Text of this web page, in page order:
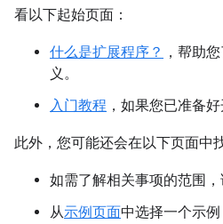
看以下起始页面：
什么是扩展程序？ ，帮助
义。
入门教程 ，如果您已准备
此外，您可能还会在以下页面中
如需了解相关事项的范围，
从示例页面中选择一个示